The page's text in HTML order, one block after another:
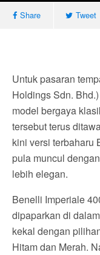
Share Tweet
Untuk pasaran
Holdings Sdn.
model bergaya
tersebut terus
kini versi terbaharu
pula muncul
lebih elegan.
Benelli Imperiale
dipaparkan di
kekal dengan
Hitam dan Merah.